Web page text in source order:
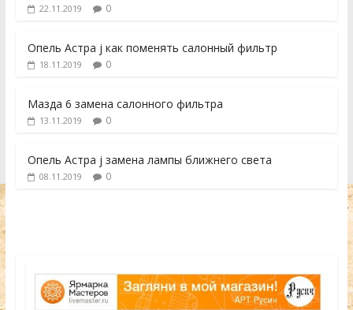
22.11.2019 0
Опель Астра j как поменять салонный фильтр
18.11.2019 0
Мазда 6 замена салонного фильтра
13.11.2019 0
Опель Астра j замена лампы ближнего света
08.11.2019 0